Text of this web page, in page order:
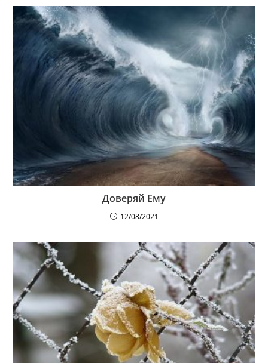
Доверяй Ему
12/08/2021